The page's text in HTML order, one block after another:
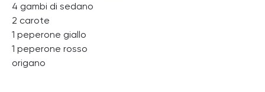
4 gambi di sedano
2 carote
1 peperone giallo
1 peperone rosso
origano